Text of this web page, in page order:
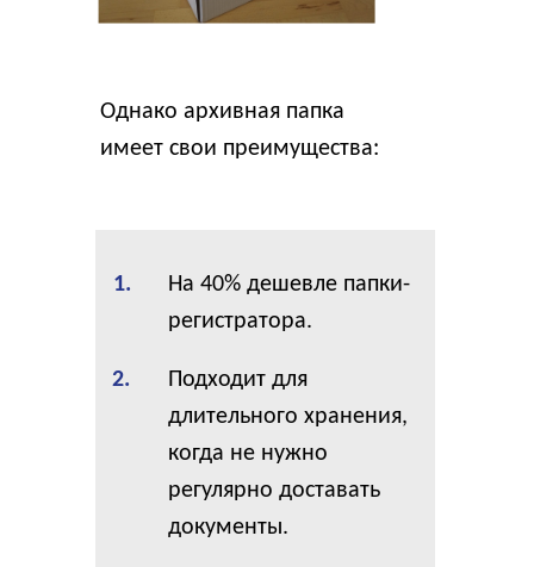
Однако архивная папка
имеет свои преимущества:
На 40% дешевле папки-
регистратора.
Подходит для
длительного хранения,
когда не нужно
регулярно доставать
документы.
1.
2.